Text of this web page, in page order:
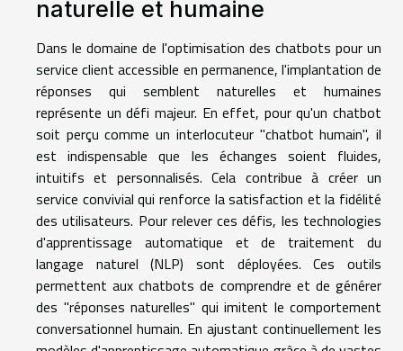
naturelle et humaine
Dans le domaine de l'optimisation des chatbots pour un
service client accessible en permanence, l'implantation de
réponses qui semblent naturelles et humaines
représente un défi majeur. En effet, pour qu'un chatbot
soit perçu comme un interlocuteur "chatbot humain", il
est indispensable que les échanges soient fluides,
intuitifs et personnalisés. Cela contribue à créer un
service convivial qui renforce la satisfaction et la fidélité
des utilisateurs. Pour relever ces défis, les technologies
d'apprentissage automatique et de traitement du
langage naturel (NLP) sont déployées. Ces outils
permettent aux chatbots de comprendre et de générer
des "réponses naturelles" qui imitent le comportement
conversationnel humain. En ajustant continuellement les